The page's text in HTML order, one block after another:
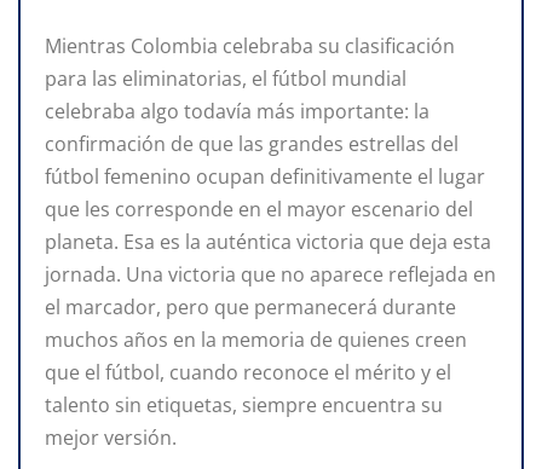
Mientras Colombia celebraba su clasificación
para las eliminatorias, el fútbol mundial
celebraba algo todavía más importante: la
confirmación de que las grandes estrellas del
fútbol femenino ocupan definitivamente el lugar
que les corresponde en el mayor escenario del
planeta. Esa es la auténtica victoria que deja esta
jornada. Una victoria que no aparece reflejada en
el marcador, pero que permanecerá durante
muchos años en la memoria de quienes creen
que el fútbol, cuando reconoce el mérito y el
talento sin etiquetas, siempre encuentra su
mejor versión.